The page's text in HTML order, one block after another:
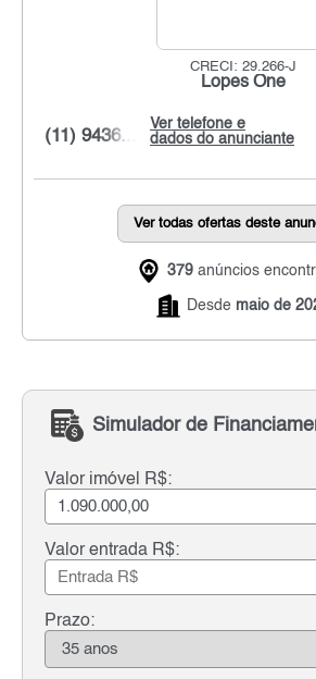
CRECI: 29.266-J
Lopes One
Ver telefone e
dados do anunciante
(11) 9436...
Ver todas ofertas deste
379 anúncios
Desde maio de
Simulador de
Valor imóvel R$:
Valor entrada R$:
Prazo: